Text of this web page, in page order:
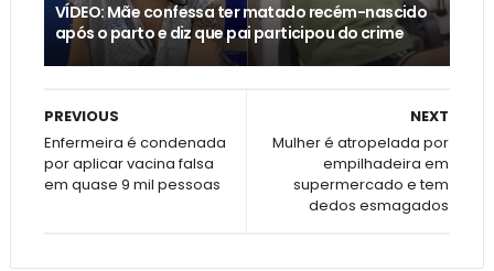
VÍDEO: Mãe confessa ter matado recém-nascido
após o parto e diz que pai participou do crime
NEXT
Mulher é atropelada por
empilhadeira em
supermercado e tem
dedos esmagados
PREVIOUS
Enfermeira é condenada
por aplicar vacina falsa
em quase 9 mil pessoas